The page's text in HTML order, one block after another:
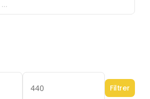
Filtrer